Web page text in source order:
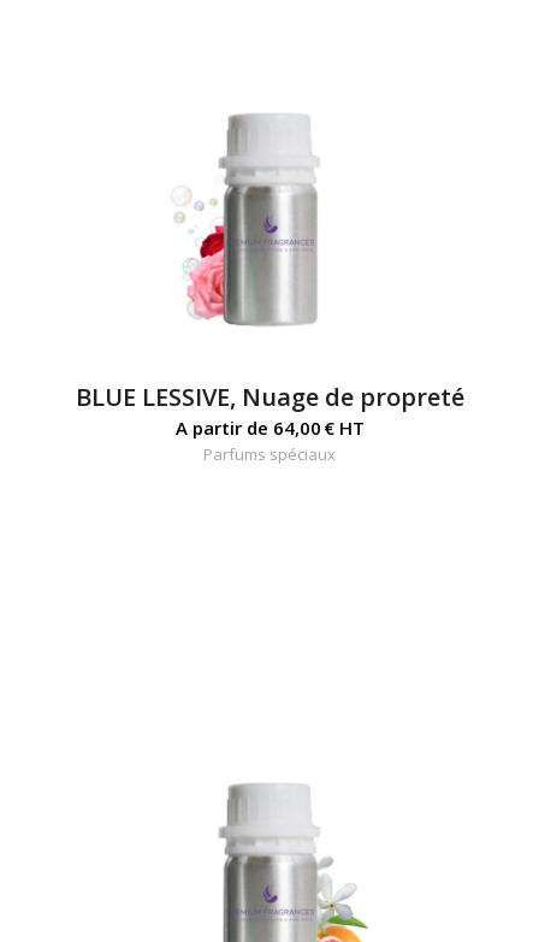
BLUE LESSIVE, Nuage de propreté
A partir de 64,00 €HT
Parfums spéciaux